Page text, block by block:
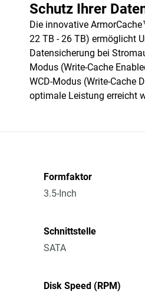
Schutz Ihrer
Die innovative
22 TB - 26 TB) ermöglicht
Datensicherung bei
Modus (Write-Cache
WCD-Modus (Write-Cache
optimale Leistung erreicht
Formfaktor
3.5-Inch
Schnittstelle
SATA
Disk Speed (RPM)